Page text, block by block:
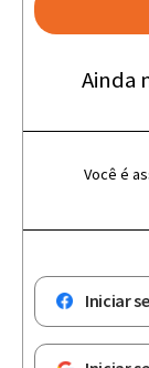
Ainda
Você é
Iniciar